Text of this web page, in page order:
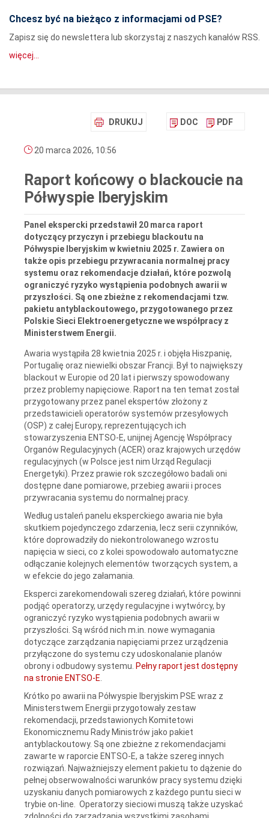
Chcesz być na bieżąco z informacjami od PSE?
Zapisz się do newslettera lub skorzystaj z naszych kanałów RSS.
więcej...
DRUKUJ DOC PDF
20 marca 2026, 10:56
Raport końcowy o blackoucie na
Półwyspie Iberyjskim
Panel ekspercki przedstawił 20 marca raport
dotyczący przyczyn i przebiegu blackoutu na
Półwyspie Iberyjskim w kwietniu 2025 r. Zawiera on
także opis przebiegu przywracania normalnej pracy
systemu oraz rekomendacje działań, które pozwolą
ograniczyć ryzyko wystąpienia podobnych awarii w
przyszłości. Są one zbieżne z rekomendacjami tzw.
pakietu antyblackoutowego, przygotowanego przez
Polskie Sieci Elektroenergetyczne we współpracy z
Ministerstwem Energii.
Awaria wystąpiła 28 kwietnia 2025 r. i objęła Hiszpanię,
Portugalię oraz niewielki obszar Francji. Był to największy
blackout w Europie od 20 lat i pierwszy spowodowany
przez problemy napięciowe. Raport na ten temat został
przygotowany przez panel ekspertów złożony z
przedstawicieli operatorów systemów przesyłowych
(OSP) z całej Europy, reprezentujących ich
stowarzyszenia ENTSO-E, unijnej Agencję Współpracy
Organów Regulacyjnych (ACER) oraz krajowych urzędów
regulacyjnych (w Polsce jest nim Urząd Regulacji
Energetyki). Przez prawie rok szczegółowo badali oni
dostępne dane pomiarowe, przebieg awarii i proces
przywracania systemu do normalnej pracy.
Według ustaleń panelu eksperckiego awaria nie była
skutkiem pojedynczego zdarzenia, lecz serii czynników,
które doprowadziły do niekontrolowanego wzrostu
napięcia w sieci, co z kolei spowodowało automatyczne
odłączanie kolejnych elementów tworzących system, a
w efekcie do jego załamania.
Eksperci zarekomendowali szereg działań, które powinni
podjąć operatorzy, urzędy regulacyjne i wytwórcy, by
ograniczyć ryzyko wystąpienia podobnych awarii w
przyszłości. Są wśród nich m.in. nowe wymagania
dotyczące zarządzania napięciami przez urządzenia
przyłączone do systemu czy udoskonalanie planów
obrony i odbudowy systemu. Pełny raport jest dostępny
na stronie ENTSO-E
Krótko po awarii na Półwyspie Iberyjskim PSE wraz z
Ministerstwem Energii przygotowały zestaw
rekomendacji, przedstawionych Komitetowi
Ekonomicznemu Rady Ministrów jako pakiet
antyblackoutowy. Są one zbieżne z rekomendacjami
zawarte w raporcie ENTSO-E, a także szereg innych
rozwiązań. Najważniejszy element pakietu to dążenie do
pełnej obserwowalności warunków pracy systemu dzięki
uzyskaniu danych pomiarowych z każdego puntu sieci w
trybie on-line. Operatorzy sieciowi muszą także uzyskać
zdolności do zarządzania wszystkimi zasobami